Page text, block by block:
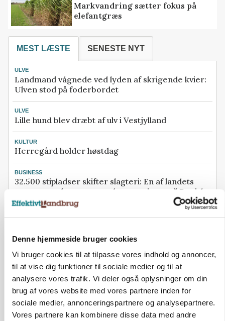
Denne hjemmeside bruger cookies
Vi bruger cookies til at tilpasse vores indhold og annoncer,
til at vise dig funktioner til sociale medier og til at
analysere vores trafik. Vi deler også oplysninger om din
brug af vores website med vores partnere inden for
sociale medier, annonceringspartnere og analysepartnere.
Vores partnere kan kombinere disse data med andre
Markvandring sætter fokus på
elefantgræs
MEST LÆSTE SENESTE NYT
ULVE
Landmand vågnede ved lyden af skrigende kvier:
Ulven stod på foderbordet
ULVE
Lille hund blev dræbt af ulv i Vestjylland
KULTUR
Herregård holder høstdag
BUSINESS
32.500 stipladser skifter slagteri: En af landets
største producenter sender nu grisene til Danish
Crown
- Jeg føler mig pisset på
Se flere nyheder her
Annonce
Loading...